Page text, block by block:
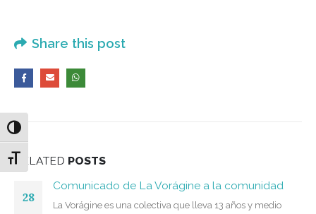
Alternar alto contraste
Alternar tamaño de letra
Share this post
RELATED POSTS
28
Comunicado de La Vorágine a la comunidad
La Vorágine es una colectiva que lleva 13 años y medio